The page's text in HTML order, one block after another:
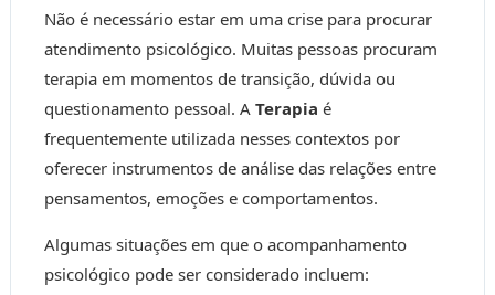
Não é necessário estar em uma crise para procurar
atendimento psicológico. Muitas pessoas procuram
terapia em momentos de transição, dúvida ou
questionamento pessoal. A Terapia é
frequentemente utilizada nesses contextos por
oferecer instrumentos de análise das relações entre
pensamentos, emoções e comportamentos.
Algumas situações em que o acompanhamento
psicológico pode ser considerado incluem: